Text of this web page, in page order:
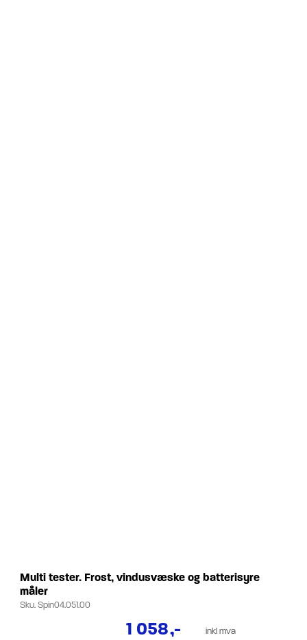
Multi tester. Frost, vindusvæske og batterisyre
måler
Sku.Spin04.051.00
1 058,- inkl mva